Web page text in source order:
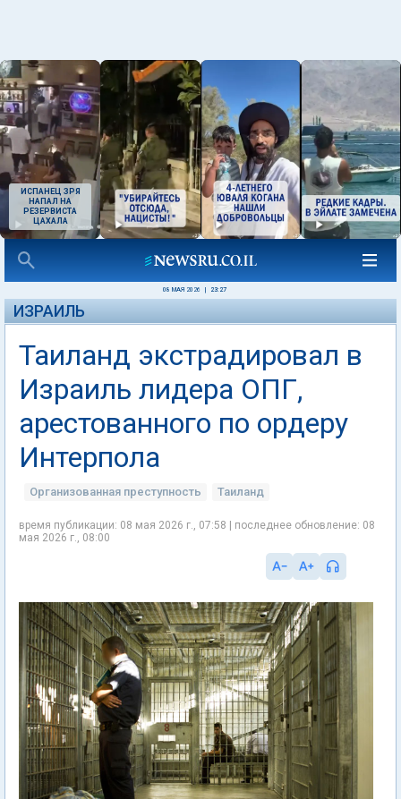
ИСПАНЕЦ ЗРЯ
НАПАЛ НА
РЕЗЕРВИСТА
ЦАХАЛА
08 МАЯ 2026 23:27
ИЗРАИЛЬ
Таиланд экстрадировал в
Израиль лидера ОПГ,
арестованного по ордеру
Интерпола
Организованная преступность Таиланд
время публикации: 08 мая 2026 г., 07:58 | последнее обновление: 08
мая 2026 г., 08:00